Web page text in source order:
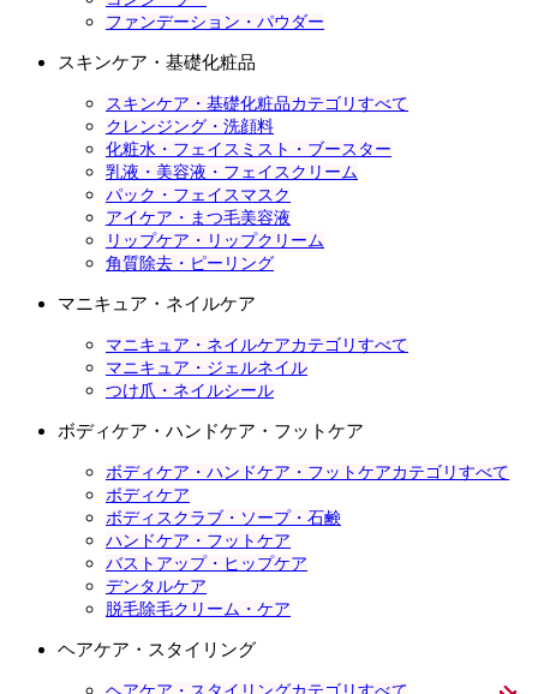
ファンデーション・パウダー
スキンケア・基礎化粧品
スキンケア・基礎化粧品カテゴリすべて
クレンジング・洗顔料
化粧水・フェイスミスト・ブースター
乳液・美容液・フェイスクリーム
パック・フェイスマスク
アイケア・まつ毛美容液
リップケア・リップクリーム
角質除去・ピーリング
マニキュア・ネイルケア
マニキュア・ネイルケアカテゴリすべて
マニキュア・ジェルネイル
つけ爪・ネイルシール
ボディケア・ハンドケア・フットケア
ボディケア・ハンドケア・フットケアカテゴリすべて
ボディケア
ボディスクラブ・ソープ・石鹸
ハンドケア・フットケア
バストアップ・ヒップケア
デンタルケア
脱毛除毛クリーム・ケア
ヘアケア・スタイリング